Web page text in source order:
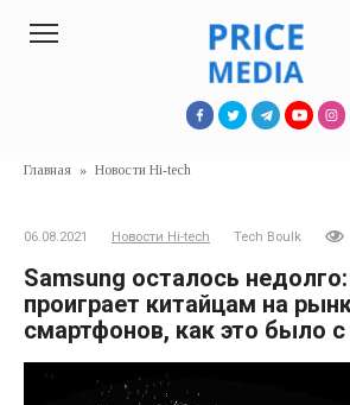
Главная » Новости Hi-tech
06.08.2021 Новости Hi-tech Tech Boulk
Samsung осталось
проиграет китайцам на
смартфонов, как это было